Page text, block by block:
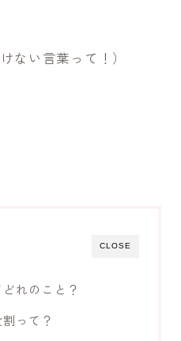
ない言葉って！）
CLOSE
れのこと？
って？